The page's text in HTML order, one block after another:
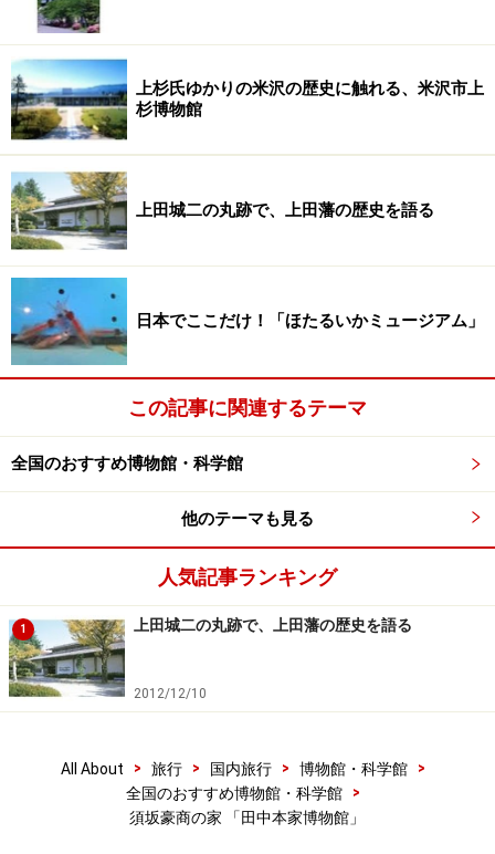
上杉氏ゆかりの米沢の歴史に触れる、米沢市上
杉博物館
上田城二の丸跡で、上田藩の歴史を語る
日本でここだけ！「ほたるいかミュージアム」
この記事に関連するテーマ
全国のおすすめ博物館・科学館
他のテーマも見る
人気記事ランキング
1 上田城二の丸跡で、上田藩の歴史を語る
2012/12/10
All About > 旅行 > 国内旅行 > 博物館・科学館
>
全国のおすすめ博物館・科学館
>
須坂豪商の家 「田中本家博物館」